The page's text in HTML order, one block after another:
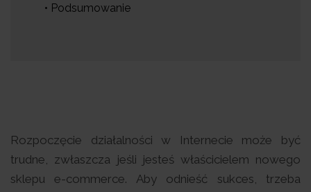
• Podsumowanie
Rozpoczęcie działalności w Internecie może być
trudne, zwłaszcza jeśli jesteś właścicielem nowego
sklepu e-commerce. Aby odnieść sukces, trzeba